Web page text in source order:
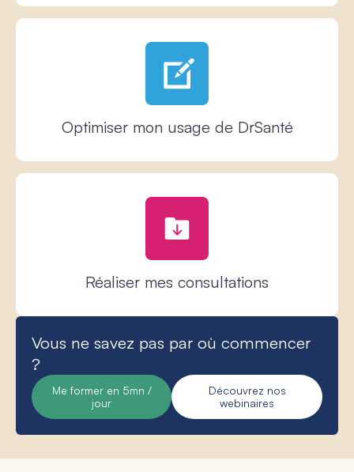
Optimiser mon usage de DrSanté
Réaliser mes consultations
Vous ne savez pas par où commencer
?
Me former en 5mn /
jour
Découvrez nos
webinaires